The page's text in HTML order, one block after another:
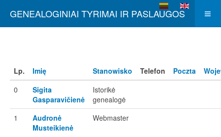
GENEALOGINIAI TYRIMAI IR PASLAUGOS
Wybierz swój język
Lp. Imię Stanowisko Telefon Poczta
0
Sigita
Gasparavičienė
Istorikė
genealogė
1
Audronė
Musteikienė
Webmaster